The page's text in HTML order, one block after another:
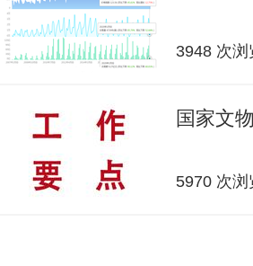
3948 次浏
国家文
5970 次浏